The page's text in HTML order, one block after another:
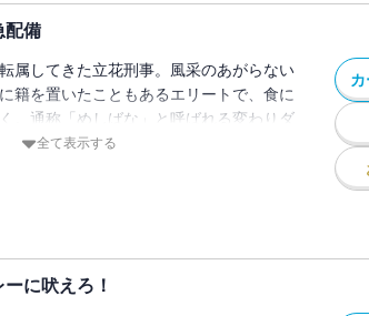
の涙を流し、副署長はガムの味に人生を
感動必至の全12編！「留め具」「カ
」「違和感再び」「朝食バイキング」
ヒートかき氷」「ガムの味」その１～４
配備
属してきた立花刑事。風采のあがらない
籍を置いたこともあるエリートで、食に
。通称「めしばな」と呼ばれる変わりダ
意の知識と情報を生かして事件の真相に
いには各自の【推しせんべい】が入り乱
、果たして、公認せんべいは決まるの
全て表示する
に吠えろ！